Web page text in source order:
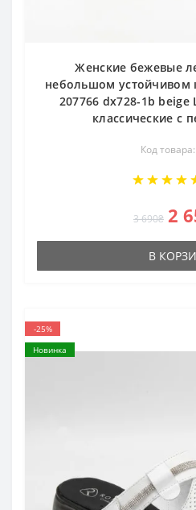
Женские бежевые
небольшом устойчивом
207766 dx728-1b beige
классические с
Код
3 690₴ 2
В
-25%
Новинка